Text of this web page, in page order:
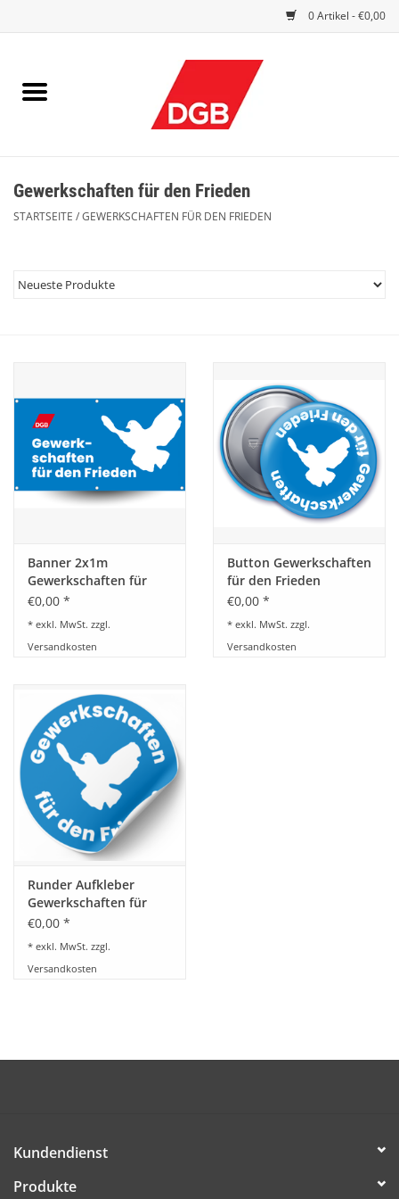
0 Artikel - €0,00
EINBLICK
HANDWERK
1. MAI
INITIATIVE „MENSCH“
GEWERKSCHAFTEN FÜR DEN
FRIEDEN
VEREINBARKEIT GESTALTEN
MIETENSTOPP
BETRIEBSRATSWAHL 2026
Gewerkschaften für den Frieden
STARTSEITE /GEWERKSCHAFTEN FÜR DEN FRIEDEN
Banner 2x1m
Gewerkschaften für
den Frieden
€0,00 *
* exkl. MwSt. zzgl.
Versandkosten
Button Gewerkschaften
für den Frieden
€0,00 *
* exkl. MwSt. zzgl.
Versandkosten
Runder Aufkleber
Gewerkschaften für
den Frieden
€0,00 *
* exkl. MwSt. zzgl.
Versandkosten
Kundendienst
Produkte